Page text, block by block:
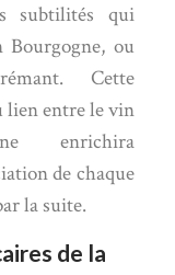
subtilités qui
Bourgogne, ou
Cette
lien entre le vin
enrichira
de chaque
la suite.
de la